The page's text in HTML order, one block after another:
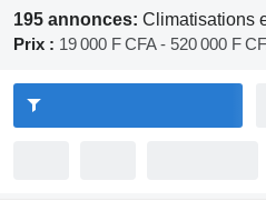
195 annonces: Climatisations
Prix : 19 000 F CFA - 520 000 F